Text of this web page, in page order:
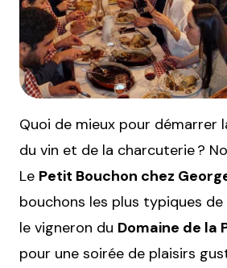
Quoi de mieux pour démarrer
du vin et de la charcuterie ?
Le Petit Bouchon chez
bouchons les plus typiques
le vigneron du Domaine de la
pour une soirée de plaisirs